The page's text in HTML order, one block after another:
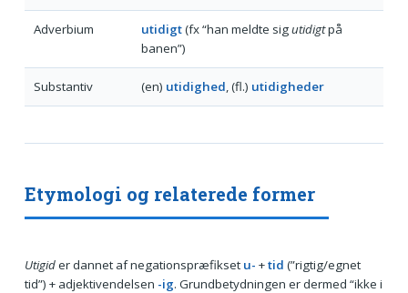
Adverbium utidigt(fx “han meldte sigutidigtpå
banen”)
Substantiv (en) utidighed, (fl.) utidigheder
Etymologi og relaterede former
Utigider dannet af negationspræfikset u- +tid (”rigtig/egnet
tid”) + adjektivendelsen -ig. Grundbetydningen er dermed “ikke i